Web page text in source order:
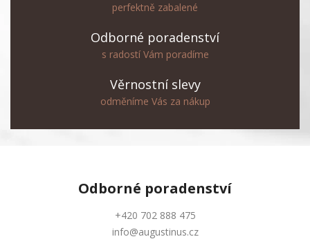
perfektně zabalené
Odborné poradenství
s radostí Vám poradíme
Věrnostní slevy
odměníme Vás za nákup
Odborné poradenství
+420 702 888 475
info@augustinus.cz